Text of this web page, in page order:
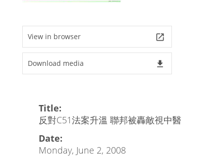
View in browser launch
Download media file_download
Title:
反對C51法案升溫 聯邦被轟敵視中醫
Date:
Monday, June 2, 2008